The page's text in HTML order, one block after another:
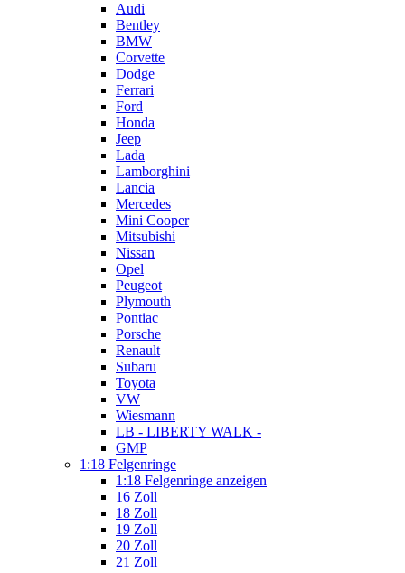
Audi
Bentley
BMW
Corvette
Dodge
Ferrari
Ford
Honda
Jeep
Lada
Lamborghini
Lancia
Mercedes
Mini Cooper
Mitsubishi
Nissan
Opel
Peugeot
Plymouth
Pontiac
Porsche
Renault
Subaru
Toyota
VW
Wiesmann
LB - LIBERTY WALK -
GMP
1:18 Felgenringe
1:18 Felgenringe anzeigen
16 Zoll
18 Zoll
19 Zoll
20 Zoll
21 Zoll